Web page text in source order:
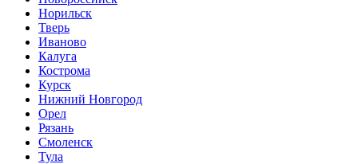
Норильск
Тверь
Иваново
Калуга
Кострома
Курск
Нижний Новгород
Орел
Рязань
Смоленск
Тула